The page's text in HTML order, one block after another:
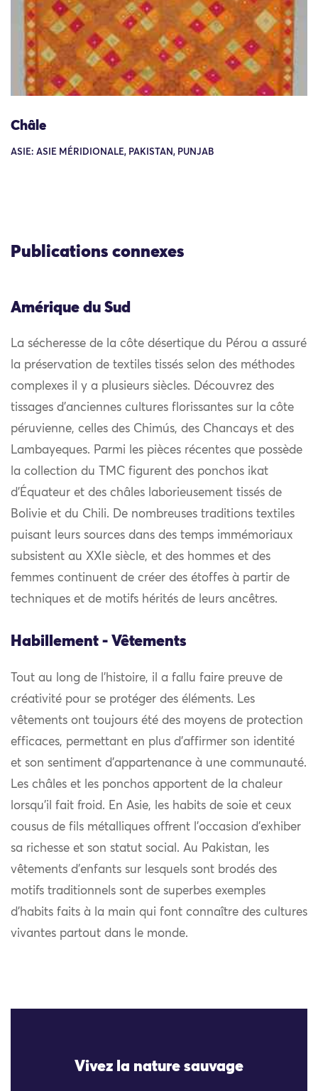
Châle
ASIE: ASIE MÉRIDIONALE, PAKISTAN, PUNJAB
Publications connexes
Amérique du Sud
La sécheresse de la côte désertique du Pérou a assuré
la préservation de textiles tissés selon des méthodes
complexes il y a plusieurs siècles. Découvrez des
tissages d’anciennes cultures florissantes sur la côte
péruvienne, celles des Chimús, des Chancays et des
Lambayeques. Parmi les pièces récentes que possède
la collection du TMC figurent des ponchos ikat
d’Équateur et des châles laborieusement tissés de
Bolivie et du Chili. De nombreuses traditions textiles
puisant leurs sources dans des temps immémoriaux
subsistent au XXIe siècle, et des hommes et des
femmes continuent de créer des étoffes à partir de
techniques et de motifs hérités de leurs ancêtres.
Habillement - Vêtements
Tout au long de l’histoire, il a fallu faire preuve de
créativité pour se protéger des éléments. Les
vêtements ont toujours été des moyens de protection
efficaces, permettant en plus d’affirmer son identité
et son sentiment d’appartenance à une communauté.
Les châles et les ponchos apportent de la chaleur
lorsqu’il fait froid. En Asie, les habits de soie et ceux
cousus de fils métalliques offrent l’occasion d’exhiber
sa richesse et son statut social. Au Pakistan, les
vêtements d’enfants sur lesquels sont brodés des
motifs traditionnels sont de superbes exemples
d’habits faits à la main qui font connaître des cultures
vivantes partout dans le monde.
Vivez la nature sauvage